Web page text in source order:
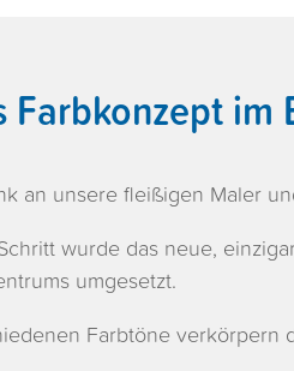
Farbkonzept
an unsere fleißigen Maler
wurde das neue,
umgesetzt.
Farbtöne verkörpern